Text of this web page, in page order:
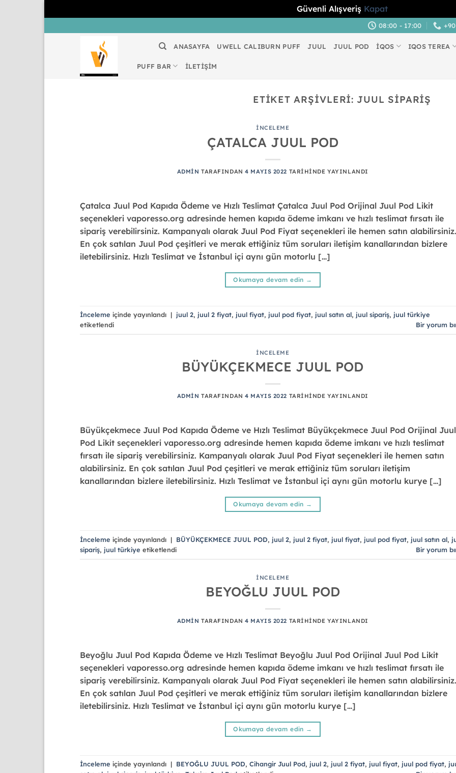
Güvenli Alışveriş Kapat
atla
08:00 - 17:00
ANASAYFA UWELL CALIBURN PUFF JUUL JUUL POD İQOS IQOS TEREA
PUFF BAR İLETİŞİM
ETIKET ARŞIVLERI: JUUL SIPARIŞ
İNCELEME
ÇATALCA JUUL POD
ADMIN TARAFINDAN 4 MAYIS 2022 TARIHINDE YAYINLANDI
Çatalca Juul Pod Kapıda Ödeme ve Hızlı Teslimat Çatalca Juul Pod Orijinal Juul Pod Likit
seçenekleri vaporesso.org adresinde hemen kapıda ödeme imkanı ve hızlı teslimat fırsatı ile
sipariş verebilirsiniz. Kampanyalı olarak Juul Pod Fiyat seçenekleri ile hemen satın alabilirsiniz.
En çok satılan Juul Pod çeşitleri ve merak ettiğiniz tüm soruları iletişim kanallarından bizlere
iletebilirsiniz. Hızlı Teslimat ve İstanbul içi aynı gün motorlu […]
Okumaya devam edin →
İnceleme içinde yayınlandı | juul 2, juul 2 fiyat, juul fiyat, juul pod fiyat, juul satın al, juul sipariş, juul türkiye
etiketlendi
Bir yorum
İNCELEME
BÜYÜKÇEKMECE JUUL POD
ADMIN TARAFINDAN 4 MAYIS 2022 TARIHINDE YAYINLANDI
Büyükçekmece Juul Pod Kapıda Ödeme ve Hızlı Teslimat Büyükçekmece Juul Pod Orijinal Juul
Pod Likit seçenekleri vaporesso.org adresinde hemen kapıda ödeme imkanı ve hızlı teslimat
fırsatı ile sipariş verebilirsiniz. Kampanyalı olarak Juul Pod Fiyat seçenekleri ile hemen satın
alabilirsiniz. En çok satılan Juul Pod çeşitleri ve merak ettiğiniz tüm soruları iletişim
kanallarından bizlere iletebilirsiniz. Hızlı Teslimat ve İstanbul içi aynı gün motorlu kurye […]
Okumaya devam edin →
İnceleme içinde yayınlandı | BÜYÜKÇEKMECE JUUL POD, juul 2, juul 2 fiyat, juul fiyat, juul pod fiyat, juul satın al,
sipariş, juul türkiye etiketlendi Bir yorum
İNCELEME
BEYOĞLU JUUL POD
ADMIN TARAFINDAN 4 MAYIS 2022 TARIHINDE YAYINLANDI
Beyoğlu Juul Pod Kapıda Ödeme ve Hızlı Teslimat Beyoğlu Juul Pod Orijinal Juul Pod Likit
seçenekleri vaporesso.org adresinde hemen kapıda ödeme imkanı ve hızlı teslimat fırsatı ile
sipariş verebilirsiniz. Kampanyalı olarak Juul Pod Fiyat seçenekleri ile hemen satın alabilirsiniz.
En çok satılan Juul Pod çeşitleri ve merak ettiğiniz tüm soruları iletişim kanallarından bizlere
iletebilirsiniz. Hızlı Teslimat ve İstanbul içi aynı gün motorlu kurye […]
Okumaya devam edin →
İnceleme içinde yayınlandı | BEYOĞLU JUUL POD, Cihangir Juul Pod, juul 2, juul 2 fiyat, juul fiyat, juul pod fiyat,